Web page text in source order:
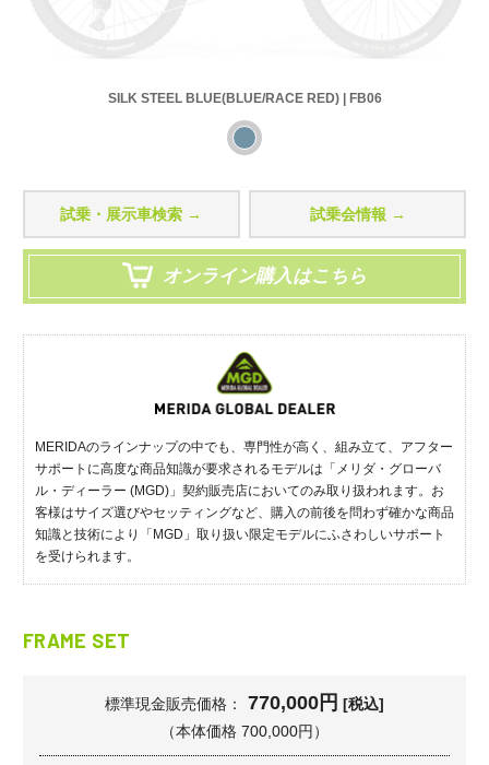
SILK STEEL BLUE(BLUE/RACE RED) | FB06
試乗・展示車検索 → 試乗会情報 →
オンライン購入はこちら
MERIDAのラインナップの中でも、専門性が高く、組み立て、アフター
サポートに高度な商品知識が要求されるモデルは「メリダ・グローバ
ル・ディーラー (MGD)」契約販売店においてのみ取り扱われます。お
客様はサイズ選びやセッティングなど、購入の前後を問わず確かな商品
知識と技術により「MGD」取り扱い限定モデルにふさわしいサポート
を受けられます。
FRAME SET
標準現金販売価格： 770,000円 [税込]
（本体価格 700,000円）